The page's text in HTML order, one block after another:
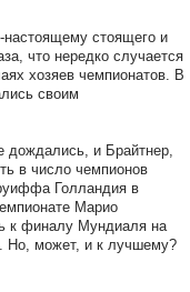
настоящему стоящего и
что нередко случается
хозяев чемпионатов. В
своим
дождались, и Брайтнер,
в число чемпионов
Голландия в
Марио
к финалу Мундиаля на
Но, может, и к лучшему?